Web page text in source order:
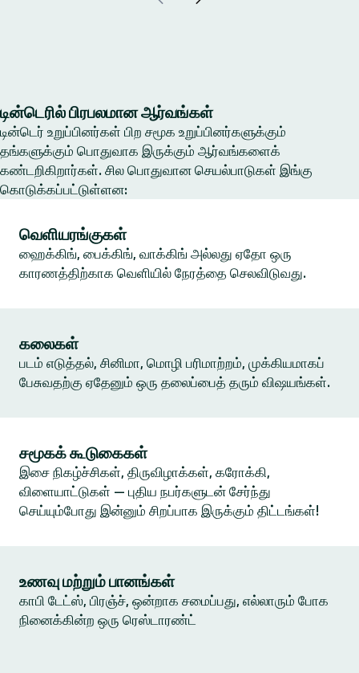
டின்டெரில் பிரபலமான ஆர்வங்கள்
டின்டெர் உறுப்பினர்கள் பிற சமூக உறுப்பினர்களுக்கும்
தங்களுக்கும் பொதுவாக இருக்கும் ஆர்வங்களைக்
கண்டறிகிறார்கள். சில பொதுவான செயல்பாடுகள் இங்கு
கொடுக்கப்பட்டுள்ளன:
வெளியரங்குகள்
ஹைக்கிங், பைக்கிங், வாக்கிங் அல்லது ஏதோ ஒரு
காரணத்திற்காக வெளியில் நேரத்தை செலவிடுவது.
கலைகள்
படம் எடுத்தல், சினிமா, மொழி பரிமாற்றம், முக்கியமாகப்
பேசுவதற்கு ஏதேனும் ஒரு தலைப்பைத் தரும் விஷயங்கள்.
சமூகக் கூடுகைகள்
இசை நிகழ்ச்சிகள், திருவிழாக்கள், கரோக்கி,
விளையாட்டுகள் — புதிய நபர்களுடன் சேர்ந்து
செய்யும்போது இன்னும் சிறப்பாக இருக்கும் திட்டங்கள்!
உணவு மற்றும் பானங்கள்
காபி டேட்ஸ், பிரஞ்ச், ஒன்றாக சமைப்பது, எல்லாரும் போக
நினைக்கின்ற ஒரு ரெஸ்டாரண்ட்